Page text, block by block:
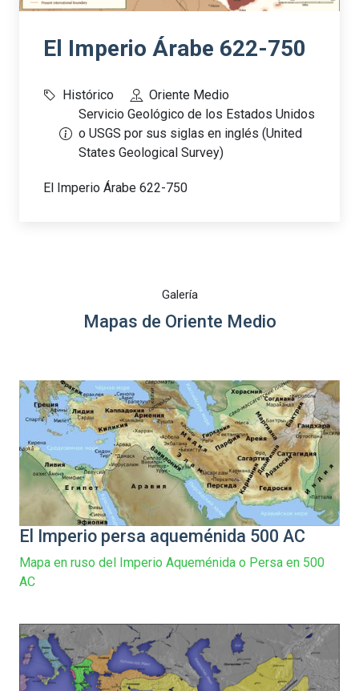
El Imperio Árabe 622-750
Histórico
Oriente Medio
Servicio Geológico de los Estados Unidos
o USGS por sus siglas en inglés (United
States Geological Survey)
El Imperio Árabe 622-750
Galería
Mapas de Oriente Medio
El Imperio persa aqueménida 500 AC
Mapa en ruso del Imperio Aqueménida o Persa en 500
AC